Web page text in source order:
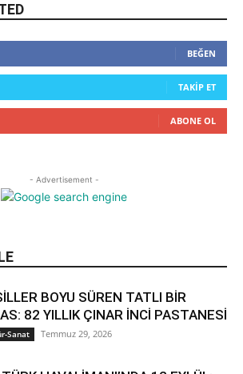
BEĞEN
TAKIP ET
ABONE OL
- Advertisement -
BOYU SÜREN TATLI BİR
82 YILLIK ÇINAR İNCİ PASTANESİ
Sanat Temmuz 29, 2026